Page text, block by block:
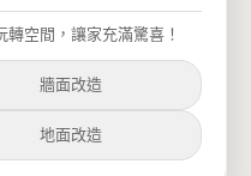
建議可以參考找到你
合自己空間的色彩組
轉空間，讓家充滿驚喜！
牆面改造
地面改造